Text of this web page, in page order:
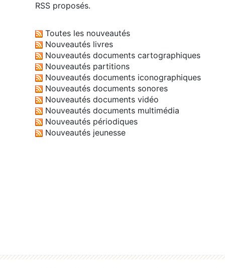
RSS proposés.
Toutes les nouveautés
Nouveautés livres
Nouveautés documents cartographiques
Nouveautés partitions
Nouveautés documents iconographiques
Nouveautés documents sonores
Nouveautés documents vidéo
Nouveautés documents multimédia
Nouveautés périodiques
Nouveautés jeunesse